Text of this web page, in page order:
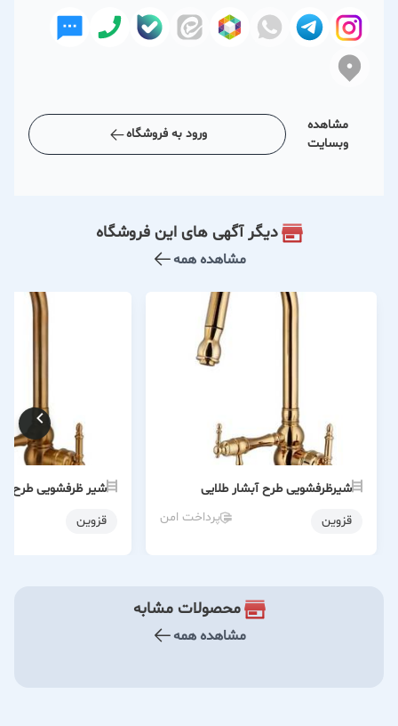
مشاهده
وبسایت
ورود به فروشگاه
دیگر آگهی های این فروشگاه
مشاهده همه
شیرظرفشویی طرح آبشار طلایی
قزوین
پرداخت امن
شیر ظرفشویی طرح
قزوین
محصولات مشابه
مشاهده همه